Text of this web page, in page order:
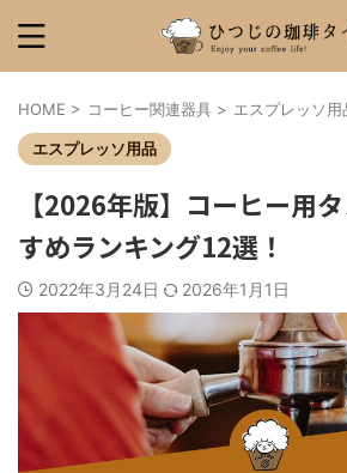
HOME > コーヒー関連器具 > エスプレッソ用
エスプレッソ用品
【2026年版】コーヒー用
すめランキング12選！
2022年3月24日 2026年1月1日